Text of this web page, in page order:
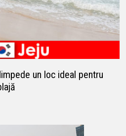
un loc ideal pentru